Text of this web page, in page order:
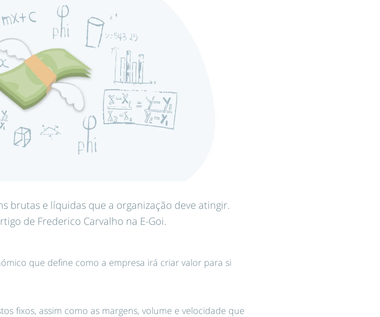
brutas e líquidas que a organização deve atingir.
de Frederico Carvalho na E-Goi.
que define como a empresa irá criar valor para si
fixos, assim como as margens, volume e velocidade que